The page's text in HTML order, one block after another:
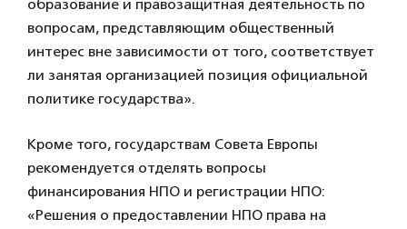
образование и правозащитная деятельность по
вопросам, представляющим общественный
интерес вне зависимости от того, соответствует
ли занятая организацией позиция официальной
политике государства».
Кроме того, государствам Совета Европы
рекомендуется отделять вопросы
финансирования НПО и регистрации НПО:
«Решения о предоставлении НПО права на